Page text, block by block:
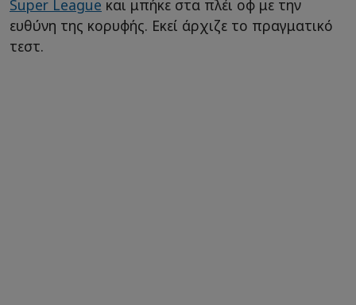
Super League και μπήκε στα πλέι οφ με την
ευθύνη της κορυφής. Εκεί άρχιζε το πραγματικό
τεστ.